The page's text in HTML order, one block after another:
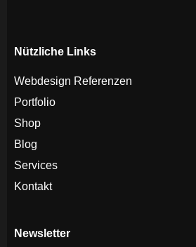
Nützliche Links
Webdesign Referenzen
Portfolio
Shop
Blog
Services
Kontakt
Newsletter